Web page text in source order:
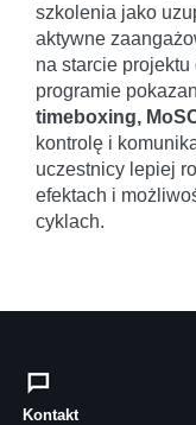
szkolenia jako
aktywne
na starcie
programie
timeboxing,
kontrolę i
uczestnicy lepiej
efektach i
cyklach.
Kontakt